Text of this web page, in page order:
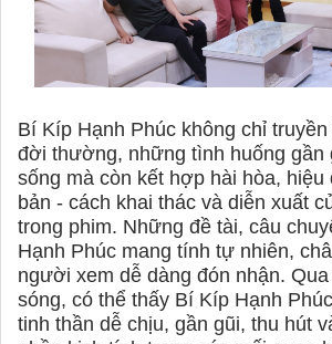
Bí Kíp Hạnh Phúc không chỉ
đời thường, những tình huống gần
sống mà còn kết hợp hài hòa, hiệu
bản - cách khai thác và diễn xuất
trong phim. Những đề tài, câu
Hạnh Phúc mang tính tự nhiên,
người xem dễ dàng đón nhận.
sóng, có thể thấy Bí Kíp Hạnh
tinh thần dễ chịu, gần gũi, thu hút